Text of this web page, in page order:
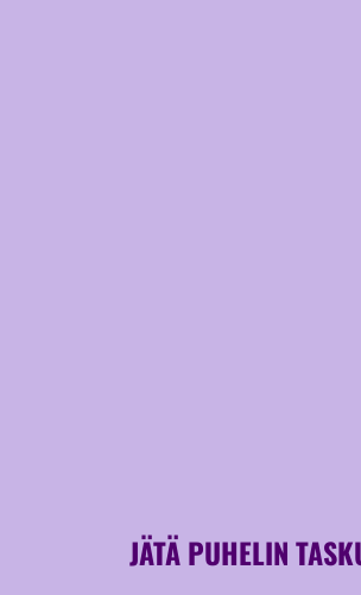
JÄTÄ PUHELIN